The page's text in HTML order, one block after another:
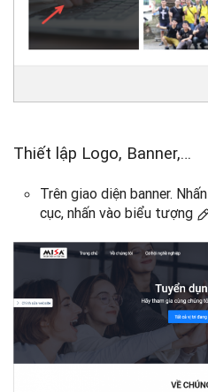
Thiết lập Logo, Banner,…
Trên giao diện banner. Nhấn
cục, nhấn vào biểu tượng